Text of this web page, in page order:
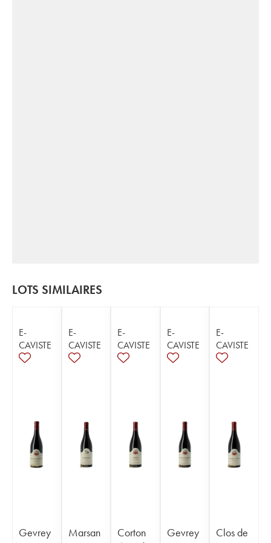
LOTS SIMILAIRES
E-
CAVISTE
Gevrey
E-
CAVISTE
Marsan
E-
CAVISTE
Corton
E-
CAVISTE
Gevrey
E-
CAVISTE
Clos de